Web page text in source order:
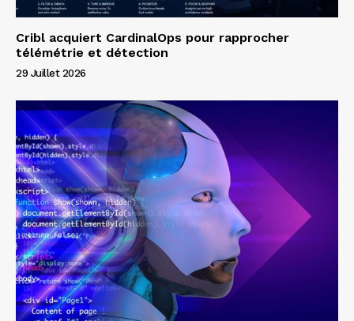
Cribl acquiert CardinalOps pour rapprocher
télémétrie et détection
29 Juillet 2026